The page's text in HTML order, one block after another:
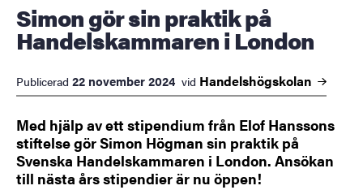
Simon gör sin praktik på
Handelskammaren i London
Publicerad 22 november 2024 vid Handelshögskolan
Med hjälp av ett stipendium från Elof Hanssons
stiftelse gör Simon Högman sin praktik på
Svenska Handelskammaren i London. Ansökan
till nästa års stipendier är nu öppen!